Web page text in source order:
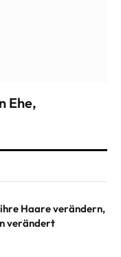
Ehe,
Haare verändern,
verändert